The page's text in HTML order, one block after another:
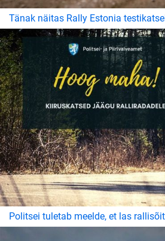
Tänak näitas Rally Estonia
Politsei tuletab meelde, et las